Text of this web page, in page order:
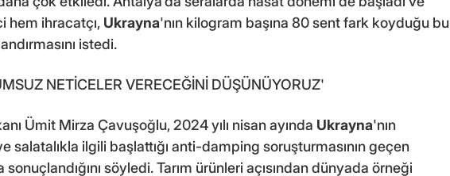
hem ihracatçı, Ukrayna'nın kilogram başına 80 sent fark koyduğu bu
istedi.
NETİCELER VERECEĞİNİ DÜŞÜNÜYORUZ'
Ümit Mirza Çavuşoğlu, 2024 yılı nisan ayında Ukrayna'nın
salatalıkla ilgili başlattığı anti-damping soruşturmasının geçen
söyledi. Tarım ürünleri açısından dünyada örneği